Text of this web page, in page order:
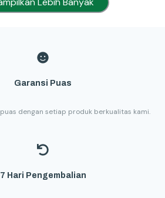
Garansi Puas
dengan setiap produk berkualitas kami.
7 Hari Pengembalian